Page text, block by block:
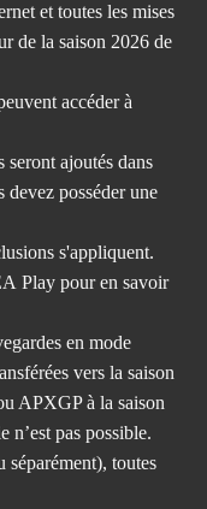
et toutes les mises
de la saison 2026 de
accéder à
ajoutés dans
devez posséder une
s'appliquent.
Play pour en savoir
en mode
vers la saison
APXGP à la saison
n’est pas possible.
toutes